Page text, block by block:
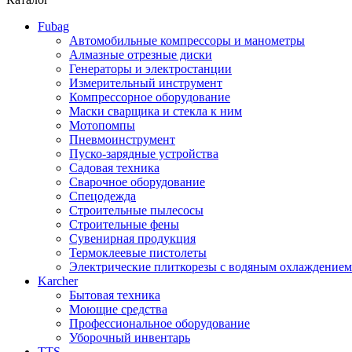
Fubag
Автомобильные компрессоры и манометры
Алмазные отрезные диски
Генераторы и электростанции
Измерительный инструмент
Компрессорное оборудование
Маски сварщика и стекла к ним
Мотопомпы
Пневмоинструмент
Пуско-зарядные устройства
Садовая техника
Сварочное оборудование
Спецодежда
Строительные пылесосы
Строительные фены
Сувенирная продукция
Термоклеевые пистолеты
Электрические плиткорезы с водяным охлаждением
Karcher
Бытовая техника
Моющие средства
Профессиональное оборудование
Уборочный инвентарь